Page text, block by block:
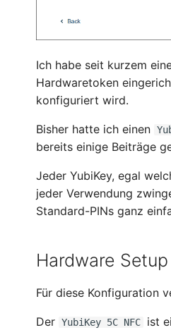
Ich habe seit kurzem
Hardwaretoken
konfiguriert wird.
Bisher hatte ich einen
bereits einige Beiträge
Jeder YubiKey, egal
jeder Verwendung
Standard-PINs ganz
Hardware
Für diese Konfiguration
Der YubiKey 5C NFC
ist